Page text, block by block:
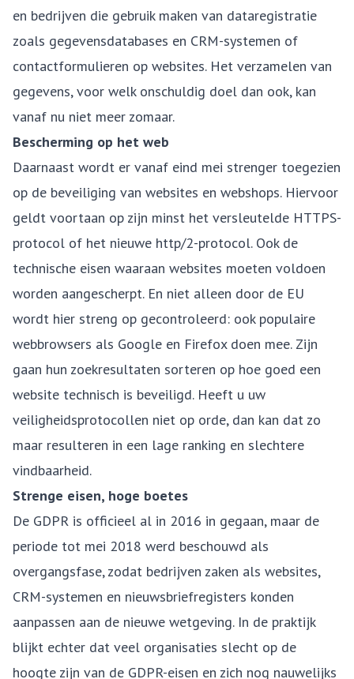
en bedrijven die gebruik maken van dataregistratie
zoals gegevensdatabases en CRM-systemen of
contactformulieren op websites. Het verzamelen van
gegevens, voor welk onschuldig doel dan ook, kan
vanaf nu niet meer zomaar.
Bescherming op het web
Daarnaast wordt er vanaf eind mei strenger toegezien
op de beveiliging van websites en webshops. Hiervoor
geldt voortaan op zijn minst het versleutelde HTTPS-
protocol of het nieuwe http/2-protocol. Ook de
technische eisen waaraan websites moeten voldoen
worden aangescherpt. En niet alleen door de EU
wordt hier streng op gecontroleerd: ook populaire
webbrowsers als Google en Firefox doen mee. Zijn
gaan hun zoekresultaten sorteren op hoe goed een
website technisch is beveiligd. Heeft u uw
veiligheidsprotocollen niet op orde, dan kan dat zo
maar resulteren in een lage ranking en slechtere
vindbaarheid.
Strenge eisen, hoge boetes
De GDPR is officieel al in 2016 in gegaan, maar de
periode tot mei 2018 werd beschouwd als
overgangsfase, zodat bedrijven zaken als websites,
CRM-systemen en nieuwsbriefregisters konden
aanpassen aan de nieuwe wetgeving. In de praktijk
blijkt echter dat veel organisaties slecht op de
hoogte zijn van de GDPR-eisen en zich nog nauwelijks